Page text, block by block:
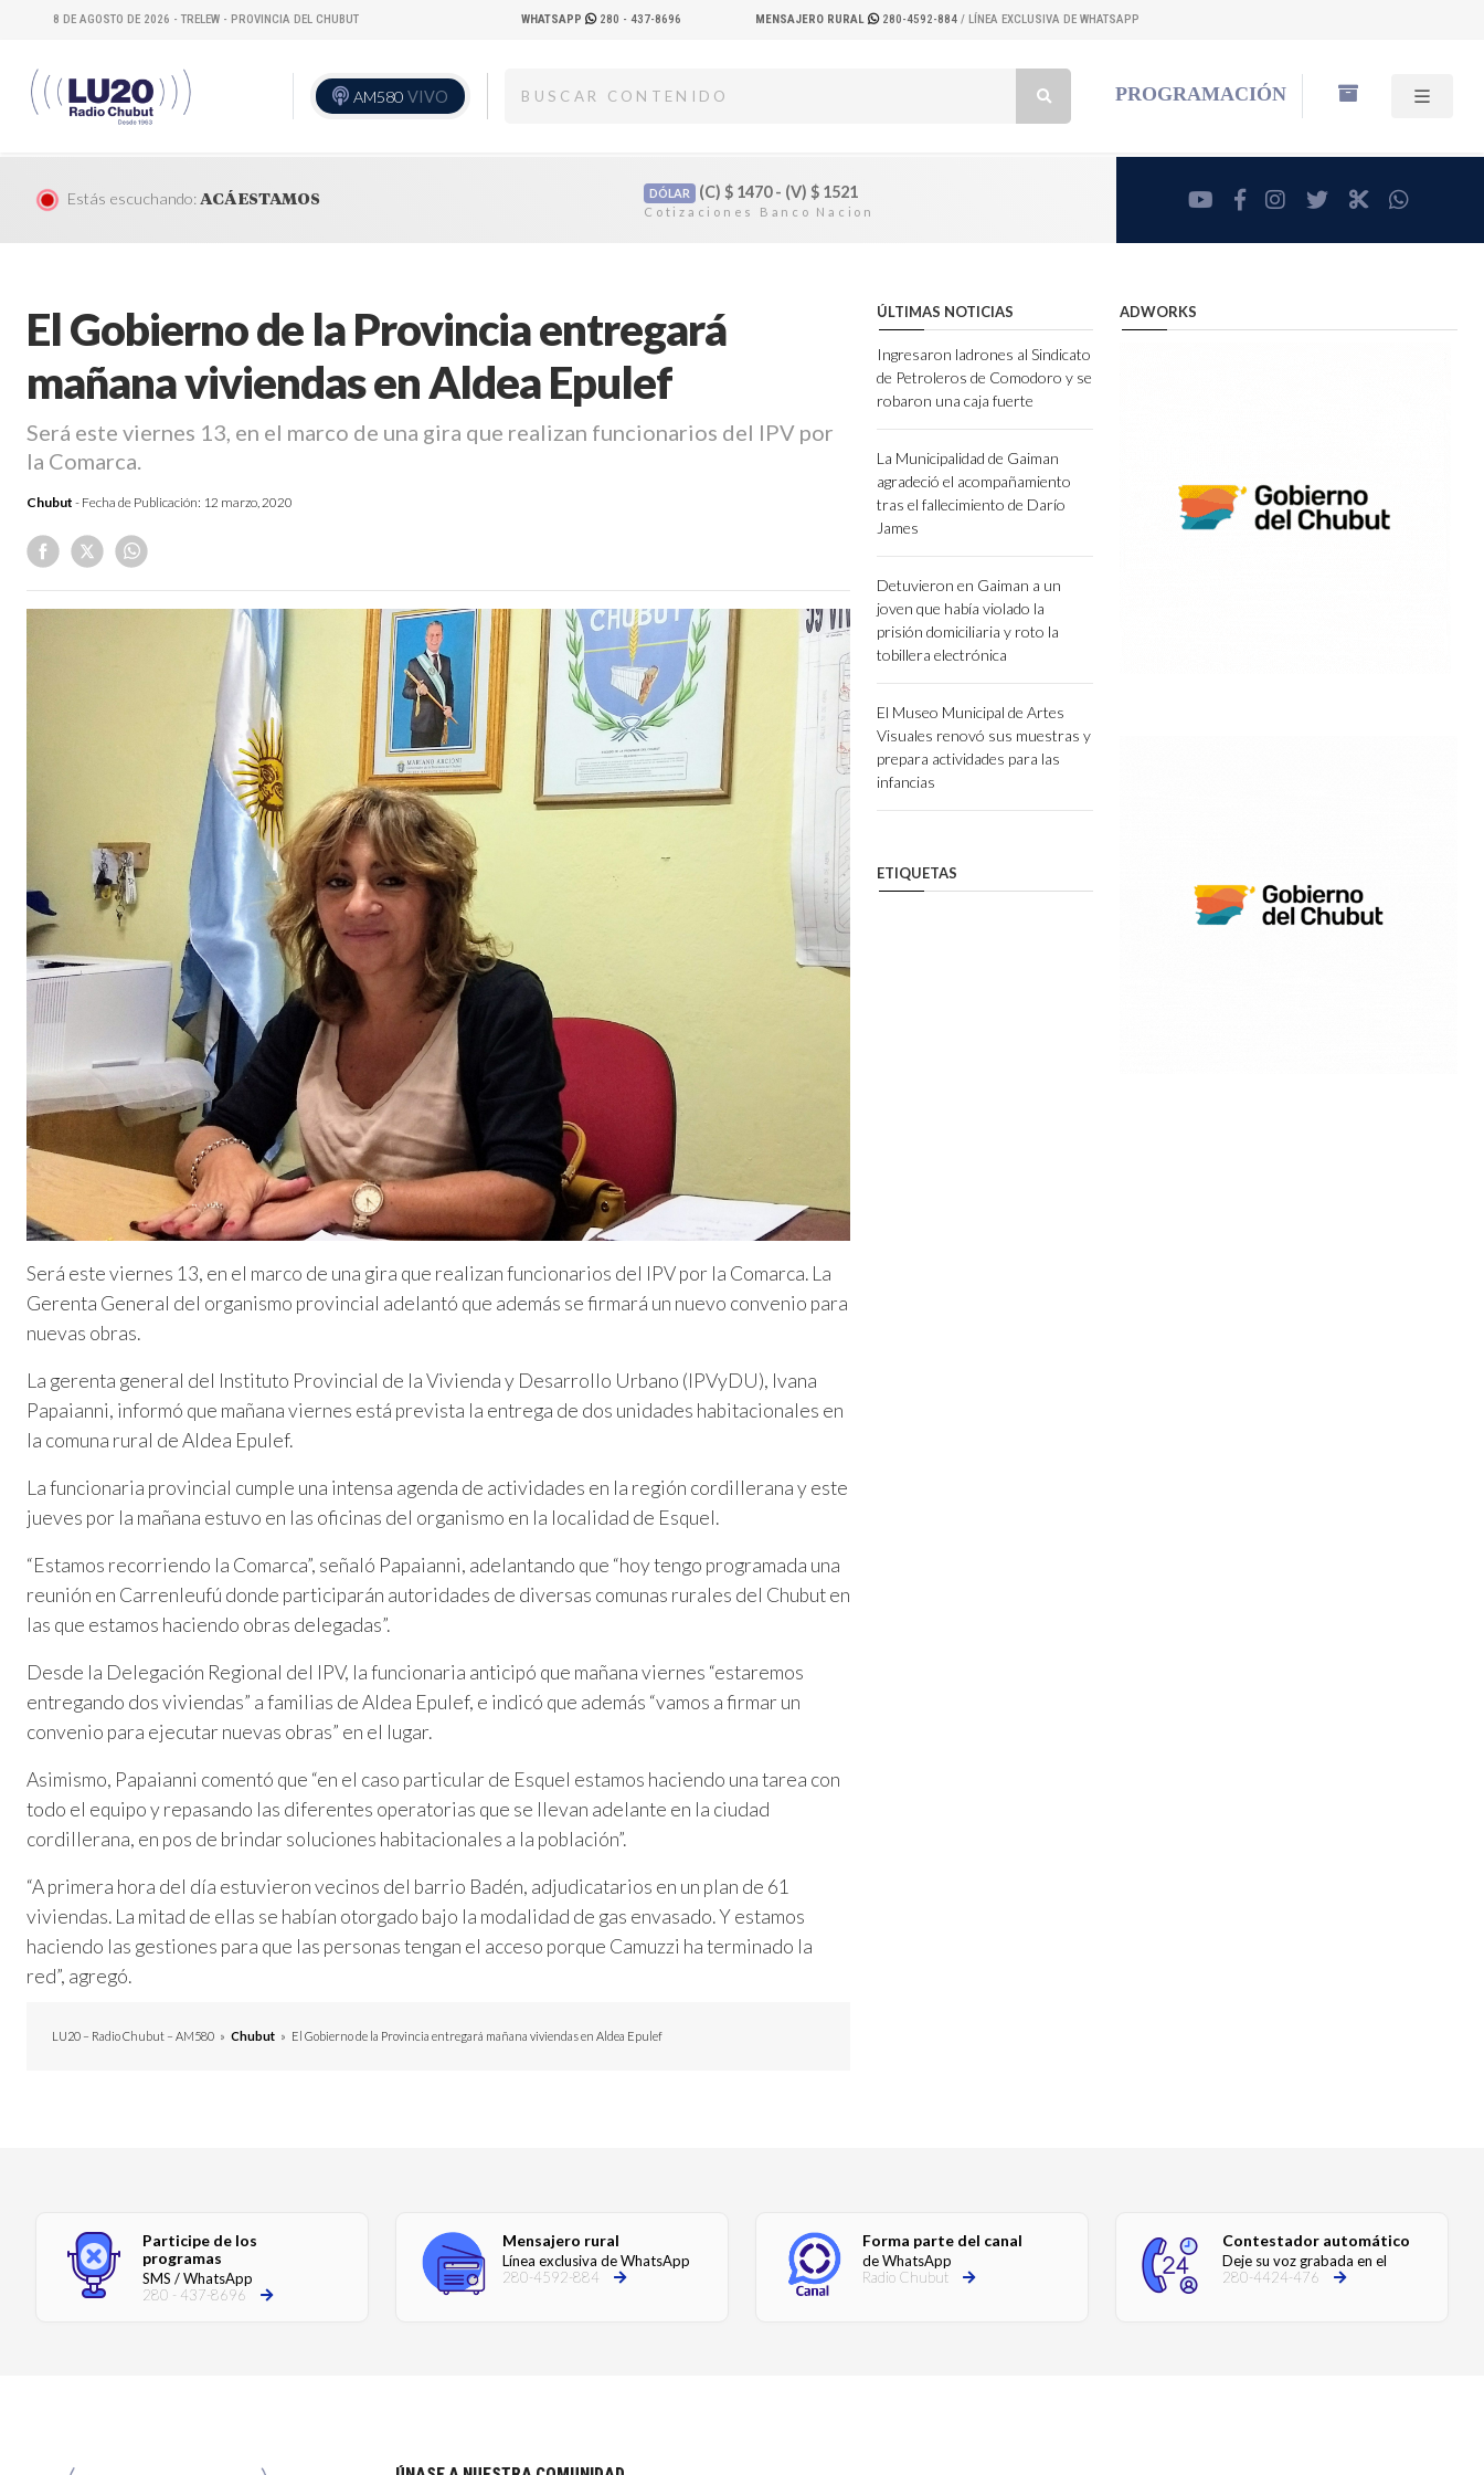
8 DE AGOSTO DE 2026 - TRELEW - PROVINCIA DEL CHUBUT WHATSAPP 280 - 437-8696 MENSAJERO RURAL 280-4592-884 / LÍNEA EXCLUSIVA DE WHATSAPP
AM580 VIVO PROGRAMACIÓN
Estás escuchando: ACÁ ESTAMOS DÓLAR (C) $1470 - (V) $1521 youtubefacebookinstagram
twitterRadioCut
El Gobierno de la Provincia entregará
mañana viviendas en Aldea Epulef
Será este viernes 13, en el marco de una gira que realizan funcionarios del IPV por
la Comarca.
Chubut - Fecha de Publicación: 12 marzo, 2020
Será este viernes 13, en el marco de una gira que realizan funcionarios del IPV por la Comarca. La
Gerenta General del organismo provincial adelantó que además se firmará un nuevo convenio para
nuevas obras.
La gerenta general del Instituto Provincial de la Vivienda y Desarrollo Urbano (IPVyDU), Ivana
Papaianni, informó que mañana viernes está prevista la entrega de dos unidades habitacionales en
la comuna rural de Aldea Epulef.
La funcionaria provincial cumple una intensa agenda de actividades en la región cordillerana y este
jueves por la mañana estuvo en las oficinas del organismo en la localidad de Esquel.
“Estamos recorriendo la Comarca”, señaló Papaianni, adelantando que “hoy tengo programada una
reunión en Carrenleufú donde participarán autoridades de diversas comunas rurales del Chubut en
las que estamos haciendo obras delegadas”.
Desde la Delegación Regional del IPV, la funcionaria anticipó que mañana viernes “estaremos
entregando dos viviendas” a familias de Aldea Epulef, e indicó que además “vamos a firmar un
convenio para ejecutar nuevas obras” en el lugar.
Asimismo, Papaianni comentó que “en el caso particular de Esquel estamos haciendo una tarea con
todo el equipo y repasando las diferentes operatorias que se llevan adelante en la ciudad
cordillerana, en pos de brindar soluciones habitacionales a la población”.
“A primera hora del día estuvieron vecinos del barrio Badén, adjudicatarios en un plan de 61
viviendas. La mitad de ellas se habían otorgado bajo la modalidad de gas envasado. Y estamos
haciendo las gestiones para que las personas tengan el acceso porque Camuzzi ha terminado la
red”, agregó.
LU20 – Radio Chubut – AM580 » Chubut » El Gobierno de la Provincia entregará mañana viviendas en Aldea Epulef
ÚLTIMAS NOTICIAS
Ingresaron ladrones al Sindicato
de Petroleros de Comodoro y se
robaron una caja fuerte
La Municipalidad de Gaiman
agradeció el acompañamiento
tras el fallecimiento de Darío
James
Detuvieron en Gaiman a un
joven que había violado la
prisión domiciliaria y roto la
tobillera electrónica
El Museo Municipal de Artes
Visuales renovó sus muestras y
prepara actividades para las
infancias
ETIQUETAS
ADWORKS
Participe de los
programas
SMS / WhatsApp
280 - 437-8696
Mensajero rural
Línea exclusiva de WhatsApp
280-4592-884
Forma parte del canal
de WhatsApp
Radio Chubut
Contestador automático
Deje su voz grabada en el
280-4424-476